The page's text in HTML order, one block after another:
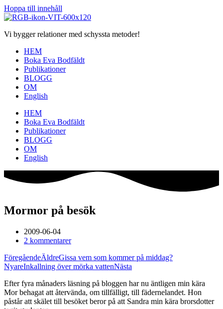
Hoppa till innehåll
Vi bygger relationer med schyssta metoder!
HEM
Boka Eva Bodfäldt
Publikationer
BLOGG
OM
English
HEM
Boka Eva Bodfäldt
Publikationer
BLOGG
OM
English
Mormor på besök
2009-06-04
2 kommentarer
FöregåendeÄldreGissa vem som kommer på middag?
NyareInkallning över mörka vattenNästa
Efter fyra månaders läsning på bloggen har nu äntligen min kära
Mor behagat att återvända, om tillfälligt, till fädernelandet. Hon
påstår att skälet till besöket beror på att Sandra min kära brorsdotter